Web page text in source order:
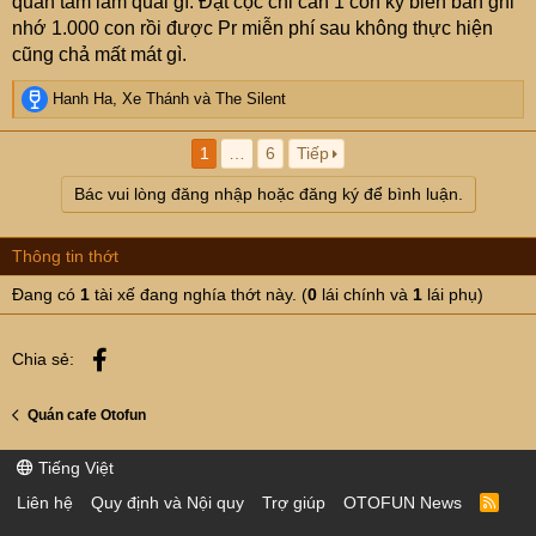
nhớ 1.000 con rồi được Pr miễn phí sau không thực hiện
cũng chả mất mát gì.
R
e
s
Hanh Ha, Xe Thánh và The Silent
1 … 6 Tiếp
Bác vui lòng đăng nhập hoặc đăng ký để bình luận.
Thông tin thớt
Đang có 1 tài xế đang nghía thớt này. (0 lái chính và 1 lái phụ)
Chia sẻ:
Quán cafe Otofun
Tiếng Việt
Liên hệ
Quy định và Nội quy Trợ giúp OTOFUN News
R